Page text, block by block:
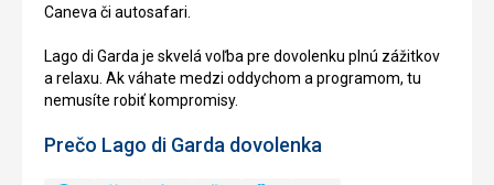
Caneva či autosafari.
Lago di Garda je skvelá voľba pre dovolenku plnú zážitkov
a relaxu. Ak váhate medzi oddychom a programom, tu
nemusíte robiť kompromisy.
Prečo Lago di Garda dovolenka